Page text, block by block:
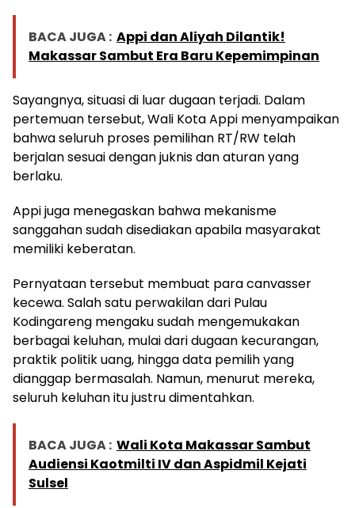
BACA JUGA : Appi dan Aliyah Dilantik!
Makassar Sambut Era Baru Kepemimpinan
Sayangnya, situasi di luar dugaan terjadi. Dalam
pertemuan tersebut, Wali Kota Appi menyampaikan
bahwa seluruh proses pemilihan RT/RW telah
berjalan sesuai dengan juknis dan aturan yang
berlaku.
Appi juga menegaskan bahwa mekanisme
sanggahan sudah disediakan apabila masyarakat
memiliki keberatan.
Pernyataan tersebut membuat para canvasser
kecewa. Salah satu perwakilan dari Pulau
Kodingareng mengaku sudah mengemukakan
berbagai keluhan, mulai dari dugaan kecurangan,
praktik politik uang, hingga data pemilih yang
dianggap bermasalah. Namun, menurut mereka,
seluruh keluhan itu justru dimentahkan.
BACA JUGA : Wali Kota Makassar Sambut
Audiensi Kaotmilti IV dan Aspidmil Kejati
Sulsel